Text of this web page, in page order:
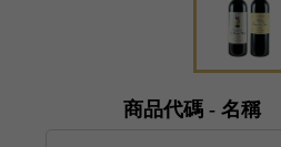
商品代碼 - 名稱